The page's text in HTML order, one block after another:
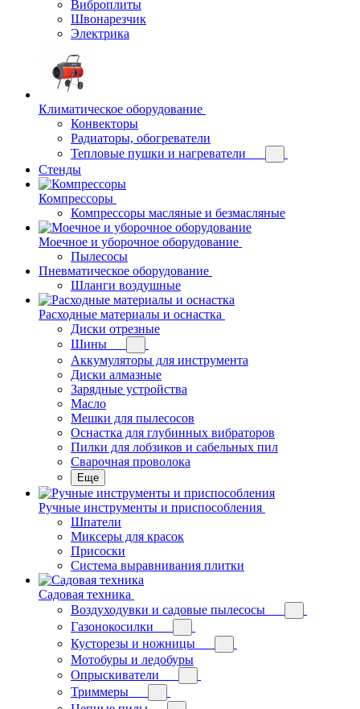
Виброплиты
Швонарезчик
Электрика
Климатическое оборудование
Конвекторы
Радиаторы, обогреватели
Тепловые пушки и нагреватели
Стенды
Компрессоры
Компрессоры масляные и безмасляные
Моечное и уборочное оборудование
Пылесосы
Пневматическое оборудование
Шланги воздушные
Расходные материалы и оснастка
Диски отрезные
Шины
Аккумуляторы для инструмента
Диски алмазные
Зарядные устройства
Масло
Мешки для пылесосов
Оснастка для глубинных вибраторов
Пилки для лобзиков и сабельных пил
Сварочная проволока
Еще
Ручные инструменты и приспособления
Шпатели
Миксеры для красок
Присоски
Система выравнивания плитки
Садовая техника
Воздуходувки и садовые пылесосы
Газонокосилки
Кусторезы и ножницы
Мотобуры и ледобуры
Опрыскиватели
Триммеры